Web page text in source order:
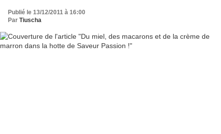
Publié le 13/12/2011 à 16:00
Par Tiuscha